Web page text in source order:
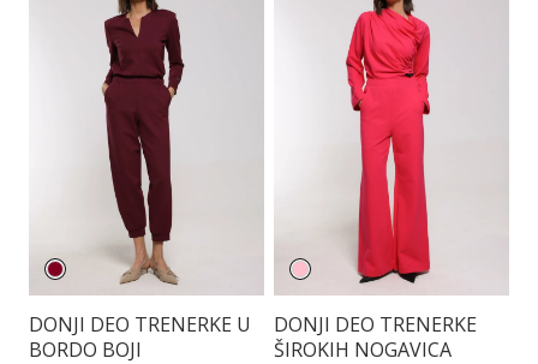
DONJI DEO TRENERKE U
BORDO BOJI
DONJI DEO TRENERKE
ŠIROKIH NOGAVICA